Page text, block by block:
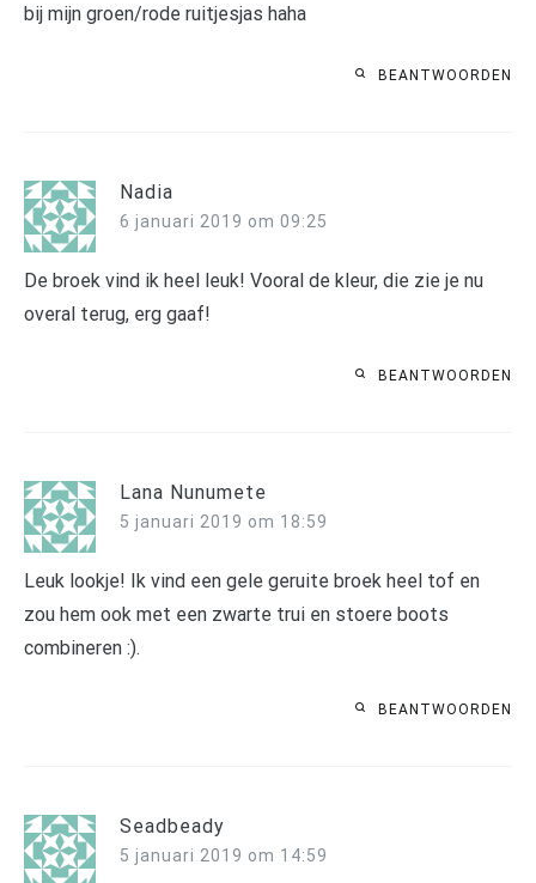
bij mijn groen/rode ruitjesjas haha
BEANTWOORDEN
Nadia
6 januari 2019 om 09:25
De broek vind ik heel leuk! Vooral de kleur, die zie je nu
overal terug, erg gaaf!
BEANTWOORDEN
Lana Nunumete
5 januari 2019 om 18:59
Leuk lookje! Ik vind een gele geruite broek heel tof en
zou hem ook met een zwarte trui en stoere boots
combineren :).
BEANTWOORDEN
Seadbeady
5 januari 2019 om 14:59